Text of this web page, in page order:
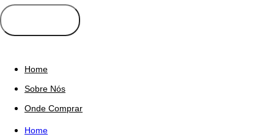
Home
Sobre Nós
Onde Comprar
Home